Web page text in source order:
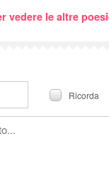
vedere le altre
Ricorda